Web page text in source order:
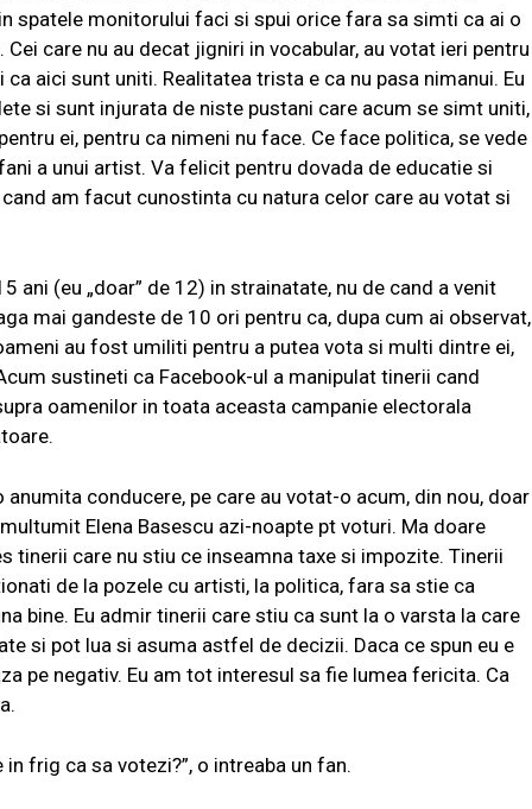
spatele monitorului faci si spui orice fara sa simti ca ai o
care nu au decat jigniri in vocabular, au votat ieri pentru
aici sunt uniti. Realitatea trista e ca nu pasa nimanui. Eu
si sunt injurata de niste pustani care acum se simt uniti,
ei, pentru ca nimeni nu face. Ce face politica, se vede
a unui artist. Va felicit pentru dovada de educatie si
am facut cunostinta cu natura celor care au votat si
ani (eu „doar” de 12) in strainatate, nu de cand a venit
mai gandeste de 10 ori pentru ca, dupa cum ai observat,
au fost umiliti pentru a putea vota si multi dintre ei,
sustineti ca Facebook-ul a manipulat tinerii cand
oamenilor in toata aceasta campanie electorala
anumita conducere, pe care au votat-o acum, din nou, doar
Elena Basescu azi-noapte pt voturi. Ma doare
tinerii care nu stiu ce inseamna taxe si impozite. Tinerii
de la pozele cu artisti, la politica, fara sa stie ca
bine. Eu admir tinerii care stiu ca sunt la o varsta la care
si pot lua si asuma astfel de decizii. Daca ce spun eu e
pe negativ. Eu am tot interesul sa fie lumea fericita. Ca
frig ca sa votezi?”, o intreaba un fan.